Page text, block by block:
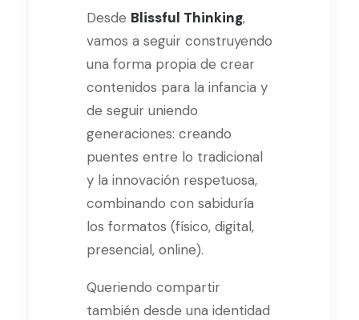
Desde Blissful Thinking,
vamos a seguir construyendo
una forma propia de crear
contenidos para la infancia y
de seguir uniendo
generaciones: creando
puentes entre lo tradicional
y la innovación respetuosa,
combinando con sabiduría
los formatos (físico, digital,
presencial, online).
Queriendo compartir
también desde una identidad